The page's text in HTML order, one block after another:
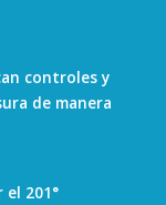
controles y
de manera
el 201°